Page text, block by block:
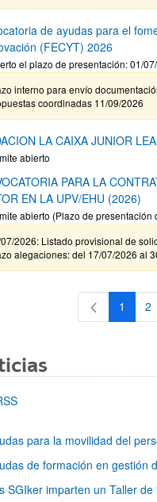
de ayudas para el
(FECYT) 2026
el plazo de presentación: 01/
interno para envío
coordinadas 11/09/2026
LA CAIXA JUNIOR
abierto
PARA LA
EN LA UPV/EHU (2026)
abierto (Plazo de
2026: Listado provisional de
alegaciones: del 17/07/2026 al
Página
1 2
para la movilidad del
de formación en gestión
SGIker imparten un Taller